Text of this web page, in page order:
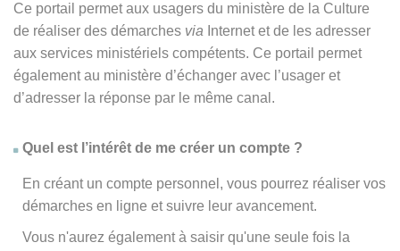
Ce portail permet aux usagers du ministère de la Culture
de réaliser des démarches via Internet et de les adresser
aux services ministériels compétents. Ce portail permet
également au ministère d’échanger avec l’usager et
d’adresser la réponse par le même canal.
Quel est l’intérêt de me créer un compte ?
En créant un compte personnel, vous pourrez réaliser vos
démarches en ligne et suivre leur avancement.
Vous n'aurez également à saisir qu'une seule fois la